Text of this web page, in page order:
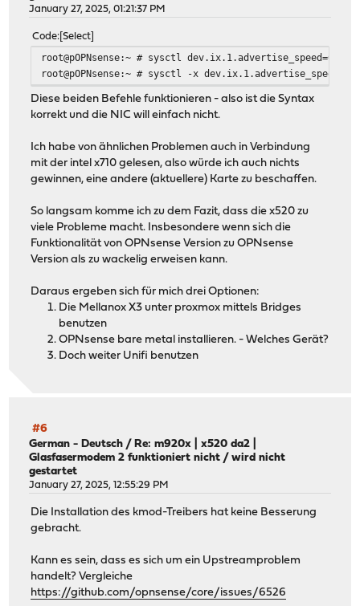
January 27, 2025, 01:21:37 PM
Code Select
root@pOPNsense:~ # sysctl dev.ix.1.advertise_speed=0
root@pOPNsense:~ # sysctl -x
Diese beiden Befehle funktionieren - also ist die Syntax
korrekt und die NIC will einfach nicht.
Ich habe von ähnlichen Problemen auch in Verbindung
mit der intel x710 gelesen, also würde ich auch nichts
gewinnen, eine andere (aktuellere) Karte zu beschaffen.
So langsam komme ich zu dem Fazit, dass die x520 zu
viele Probleme macht. Insbesondere wenn sich die
Funktionalität von OPNsense Version zu OPNsense
Version als zu wackelig erweisen kann.
Daraus ergeben sich für mich drei Optionen:
Die Mellanox X3 unter proxmox mittels Bridges
benutzen
OPNsense bare metal installieren. - Welches Gerät?
Doch weiter Unifi benutzen
#6
German - Deutsch / Re: m920x | x520 da2 |
Glasfasermodem 2 funktioniert nicht / wird nicht
gestartet
January 27, 2025, 12:55:29 PM
Die Installation des kmod-Treibers hat keine Besserung
gebracht.
Kann es sein, dass es sich um ein Upstreamproblem
handelt? Vergleiche
https://github.com/opnsense/core/issues/6526